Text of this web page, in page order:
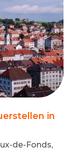
in
de-Fonds,